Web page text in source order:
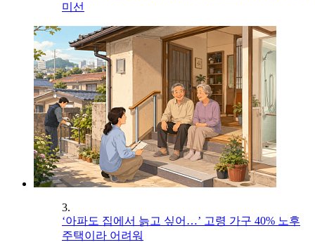
미선
3.
‘아파도 집에서 늙고 싶어…’ 고령 가구 40% 노후
주택이라 어려워